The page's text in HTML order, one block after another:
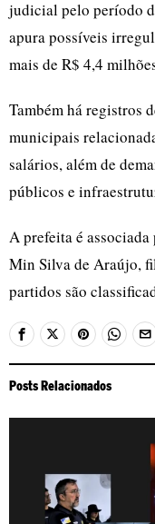
judicial pelo período
apura possíveis
mais de R$ 4,4
Também há registros
municipais
salários, além de
públicos e
A prefeita é
Min Silva de Araújo,
partidos são
Posts Relacionados